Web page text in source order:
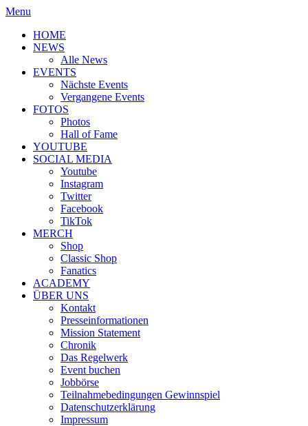
Menu
HOME
NEWS
Alle News
EVENTS
Nächste Events
Vergangene Events
FOTOS
Photos
Hall of Fame
YOUTUBE
SOCIAL MEDIA
Youtube
Instagram
Twitter
Facebook
TikTok
MERCH
Shop
Classic Shop
Fanatics
ACADEMY
ÜBER UNS
Kontakt
Presseinformationen
Mission Statement
Chronik
Das Regelwerk
Event buchen
Jobbörse
Teilnahmebedingungen Gewinnspiel
Datenschutzerklärung
Impressum